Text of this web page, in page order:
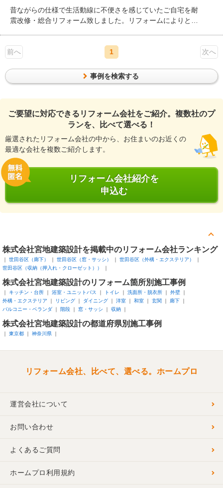
昔ながらの仕様で生活動線に不便さを感じていたご自宅を耐
震改修・総合リフォーム致しました。リフォームによりとて
前へ
1 次へ
事例を検索する
ご要望に対応できるリフォーム会社をご紹介。複数社のプ
ランを、比べて選べる！
厳選されたリフォーム会社の中から、お住まいのお近くの
最適な会社を複数ご紹介します。
リフォーム会社紹介を
申込む
株式会社宮地建築設計を掲載中のリフォーム会社ランキング
世田谷区（廊下） 世田谷区（窓・サッシ）
世田谷区（外構・エクステリア）
世田谷区（収納（押入れ・クローゼット））
株式会社宮地建築設計のリフォーム箇所別施工事例
キッチン・台所 浴室・ユニットバス トイレ 洗面所・脱衣所
外壁
外構・エクステリア
リビング ダイニング 洋室 和室 玄関
廊下
バルコニー・ベランダ
階段 窓・サッシ 収納
株式会社宮地建築設計の都道府県別施工事例
東京都 神奈川県
リフォーム会社、比べて、選べる。ホームプロ
運営会社について
お問い合わせ
よくあるご質問
ホームプロ利用規約